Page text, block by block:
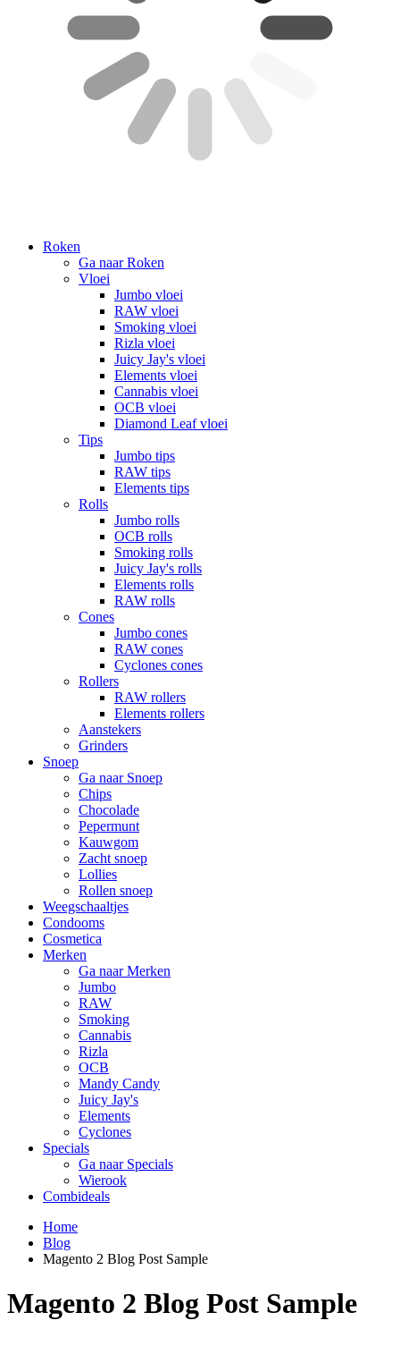
Roken
Ga naar Roken
Vloei
Jumbo vloei
RAW vloei
Smoking vloei
Rizla vloei
Juicy Jay's vloei
Elements vloei
Cannabis vloei
OCB vloei
Diamond Leaf vloei
Tips
Jumbo tips
RAW tips
Elements tips
Rolls
Jumbo rolls
OCB rolls
Smoking rolls
Juicy Jay's rolls
Elements rolls
RAW rolls
Cones
Jumbo cones
RAW cones
Cyclones cones
Rollers
RAW rollers
Elements rollers
Aanstekers
Grinders
Snoep
Ga naar Snoep
Chips
Chocolade
Pepermunt
Kauwgom
Zacht snoep
Lollies
Rollen snoep
Weegschaaltjes
Condooms
Cosmetica
Merken
Ga naar Merken
Jumbo
RAW
Smoking
Cannabis
Rizla
OCB
Mandy Candy
Juicy Jay's
Elements
Cyclones
Specials
Ga naar Specials
Wierook
Combideals
Home
Blog
Magento 2 Blog Post Sample
Magento 2 Blog Post Sample